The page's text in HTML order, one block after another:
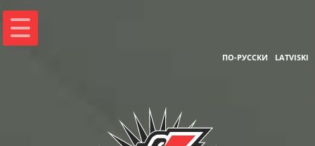
ПО-РУССКИ LATVISKI